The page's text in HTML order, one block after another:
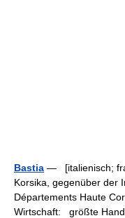
Bastia — [italienisch;
Korsika, gegenüber der
Départements Haute
Wirtschaft: größte